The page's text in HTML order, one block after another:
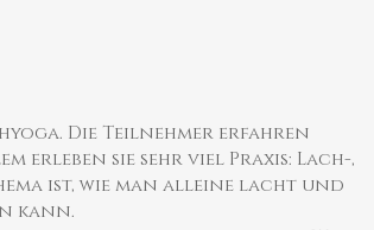
Die Teilnehmer erfahren
erleben sie sehr viel Praxis: Lach-,
ist, wie man alleine lacht und
kann.